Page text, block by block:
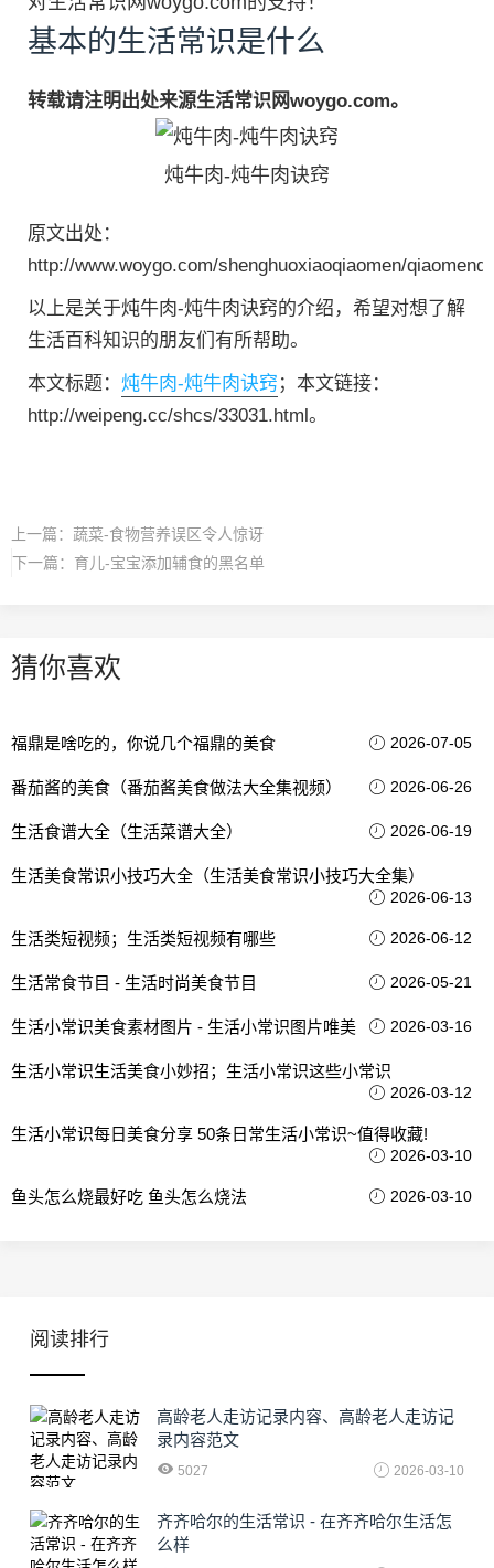
基本的生活常识是什么
转载请注明出处来源生活常识网woygo.com。
炖牛肉-炖牛肉诀窍
原文出处：
http://www.woygo.com/shenghuoxiaoqiaomen/
以上是关于炖牛肉-炖牛肉诀窍的介绍，希望对想了解
生活百科知识的朋友们有所帮助。
本文标题： 炖牛肉-炖牛肉诀窍 ；本文链接：
http://weipeng.cc/shcs/33031.html。
上一篇： 蔬菜-食物营养误区令人惊讶
下一篇： 育儿-宝宝添加辅食的黑名单
猜你喜欢
福鼎是啥吃的，你说几个福鼎的美食 2026-07-05
番茄酱的美食（番茄酱美食做法大全集视频） 2026-06-26
生活食谱大全（生活菜谱大全） 2026-06-19
生活美食常识小技巧大全（生活美食常识小技巧大全集）
2026-06-13
生活类短视频；生活类短视频有哪些 2026-06-12
生活常食节目 - 生活时尚美食节目 2026-05-21
生活小常识美食素材图片 - 生活小常识图片唯美 2026-03-16
生活小常识生活美食小妙招；生活小常识这些小常识
2026-03-12
生活小常识每日美食分享 50条日常生活小常识~值得收藏!
2026-03-10
鱼头怎么烧最好吃 鱼头怎么烧法 2026-03-10
阅读排行
高龄老人走访记录内容、高龄老人走访记
录内容范文
5027 2026-03-10
齐齐哈尔的生活常识 - 在齐齐哈尔生活怎
么样